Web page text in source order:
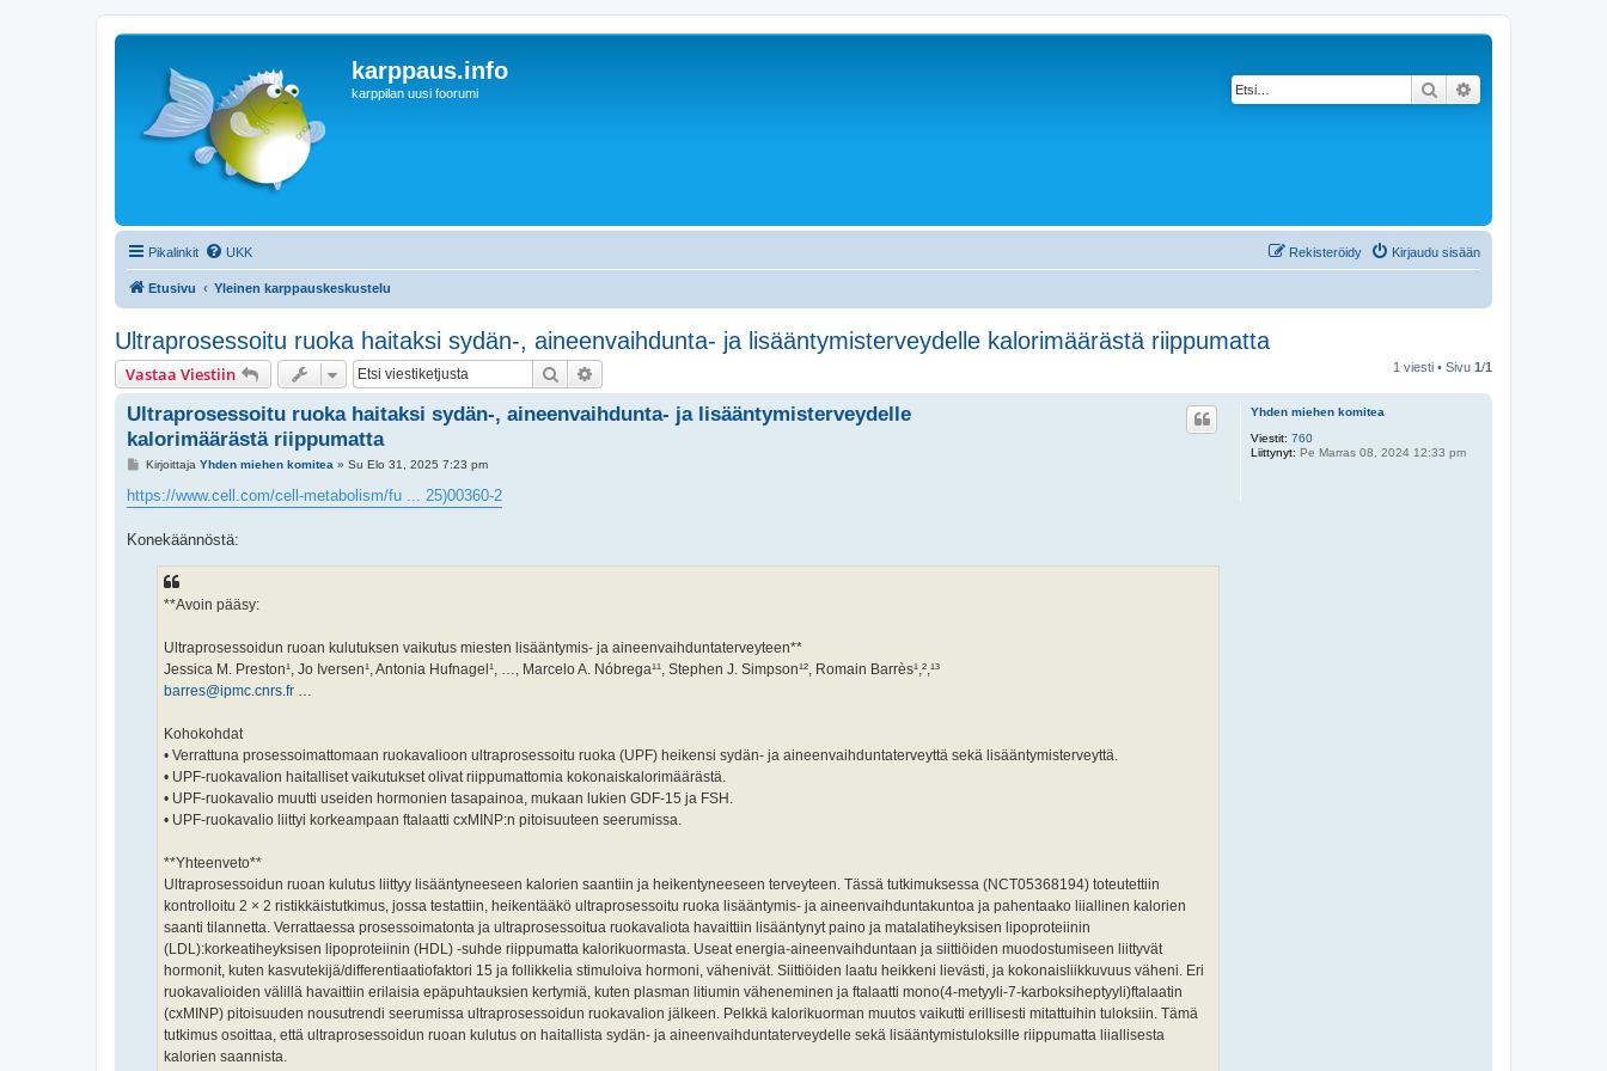
karppaus.info
karppilan uusi foorumi Etsi
Pikalinkit UKK Kirjaudu sisään
Rekisteröidy
Etusivu Yleinen karppauskeskustelu
Ultraprosessoitu ruoka haitaksi sydän-, aineenvaihdunta- ja lisääntymisterveydelle kalorimäärästä riippumatta
Vastaa Viestiin Etsi 1 viesti • Sivu 1/1
Yhden miehen komitea
Viestit: 760
Liittynyt: Pe Marras 08, 2024 12:33 pm
Ultraprosessoitu ruoka haitaksi sydän-, aineenvaihdunta- ja lisääntymisterveydelle
kalorimäärästä riippumatta
V
e
s
i
Kirjoittaja Yhden miehen komitea » Su Elo 31, 2025 7:23 pm
https://www.cell.com/cell-metabolism/fu ... 25)00360-2
Konekäännöstä:
**Avoin pääsy:
Ultraprosessoidun ruoan kulutuksen vaikutus miesten lisääntymis- ja aineenvaihduntaterveyteen**
Jessica M. Preston¹, Jo Iversen¹, Antonia Hufnagel¹, …, Marcelo A. Nóbrega¹¹, Stephen J. Simpson¹², Romain Barrès¹,²,¹³
barres@ipmc.cnrs.fr …
Kohokohdat
• Verrattuna prosessoimattomaan ruokavalioon ultraprosessoitu ruoka (UPF) heikensi sydän- ja aineenvaihduntaterveyttä sekä lisääntymisterveyttä.
• UPF-ruokavalion haitalliset vaikutukset olivat riippumattomia kokonaiskalorimäärästä.
• UPF-ruokavalio muutti useiden hormonien tasapainoa, mukaan lukien GDF-15 ja FSH.
• UPF-ruokavalio liittyi korkeampaan ftalaatti cxMINP:n pitoisuuteen seerumissa.
**Yhteenveto**
Ultraprosessoidun ruoan kulutus liittyy lisääntyneeseen kalorien saantiin ja heikentyneeseen terveyteen. Tässä tutkimuksessa (NCT05368194) toteutettiin
kontrolloitu 2 × 2 ristikkäistutkimus, jossa testattiin, heikentääkö ultraprosessoitu ruoka lisääntymis- ja aineenvaihduntakuntoa ja pahentaako liiallinen kalorien
saanti tilannetta. Verrattaessa prosessoimatonta ja ultraprosessoitua ruokavaliota havaittiin lisääntynyt paino ja matalatiheyksisen lipoproteiinin
(LDL):korkeatiheyksisen lipoproteiinin (HDL) -suhde riippumatta kalorikuormasta. Useat energia-aineenvaihduntaan ja siittiöiden muodostumiseen liittyvät
hormonit, kuten kasvutekijä/differentiaatiofaktori 15 ja follikkelia stimuloiva hormoni, vähenivät. Siittiöiden laatu heikkeni lievästi, ja kokonaisliikkuvuus väheni. Eri
ruokavalioiden välillä havaittiin erilaisia epäpuhtauksien kertymiä, kuten plasman litiumin väheneminen ja ftalaatti mono(4-metyyli-7-karboksiheptyyli)ftalaatin
(cxMINP) pitoisuuden nousutrendi seerumissa ultraprosessoidun ruokavalion jälkeen. Pelkkä kalorikuorman muutos vaikutti erillisesti mitattuihin tuloksiin. Tämä
tutkimus osoittaa, että ultraprosessoidun ruoan kulutus on haitallista sydän- ja aineenvaihduntaterveydelle sekä lisääntymistuloksille riippumatta liiallisesta
kalorien saannista.